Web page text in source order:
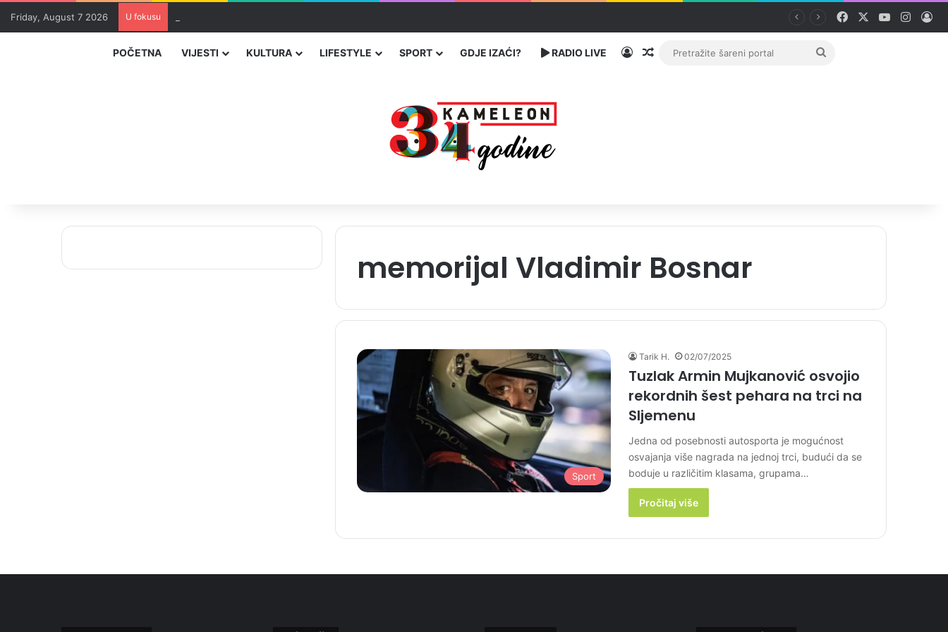
Friday, August 7 2026 U fokusu Facebook YouTube
POČETNA VIJESTI KULTURA LIFESTYLE SPORT GDJE IZAĆI? RADIO LIVE PrijavaRandom članak
Pretražite
memorijal Vladimir Bosnar
Sport
Tarik H. 02/07/2025
Tuzlak Armin Mujkanović osvojio
rekordnih šest pehara na trci na
Sljemenu
Jedna od posebnosti autosporta je mogućnost
osvajanja više nagrada na jednoj trci, budući da se
boduje u različitim klasama, grupama…
Pročitaj više